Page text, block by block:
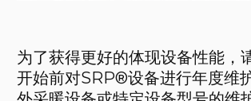
为了获得更好的体现设备性能，
开始前对SRP®设备进行年度维